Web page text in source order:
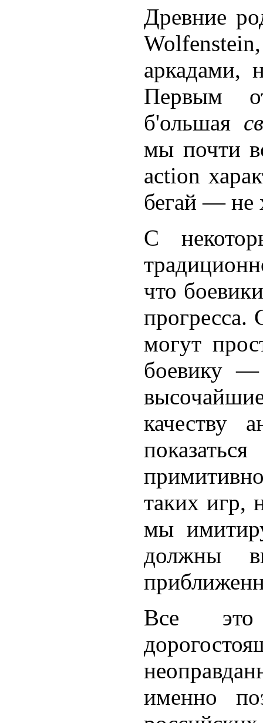
Древние
аркадами,
Первым
б'ольшая
мы почти
action
бегай — не
С
что
прогресса.
могут
боевику —
качеству
таких игр,
мы
должны
Все
именно